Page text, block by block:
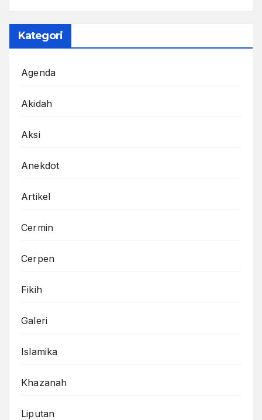
Kategori
Agenda
Akidah
Aksi
Anekdot
Artikel
Cermin
Cerpen
Fikih
Galeri
Islamika
Khazanah
Liputan